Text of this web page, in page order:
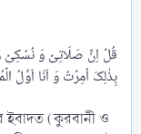
قُلۡ اِنَّ صَلَاتِیۡ وَ نُسُکِیۡ
(কুরবানী ও